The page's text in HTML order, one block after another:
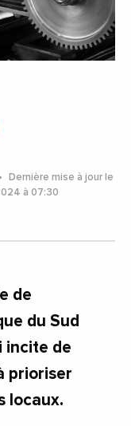
Dernière mise à jour le
à 07:30
de
du Sud
incite de
prioriser
locaux.